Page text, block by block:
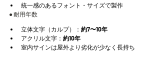
統一感のあるフォント・サイズで製作
● 耐用年数
立体文字（カルプ）： 約7〜10年
アクリル文字： 約10年
室内サインは屋外より劣化が少なく長持ち